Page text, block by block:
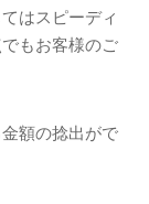
はスピーディ
もお客様のご
額の捻出がで